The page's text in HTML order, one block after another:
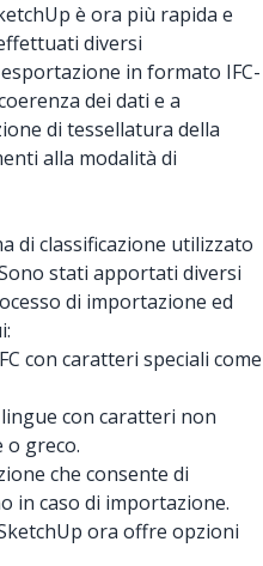
è ora più rapida e
diversi
in formato IFC-
dei dati e a
di tessellatura della
alla modalità di
di classificazione utilizzato
stati apportati diversi
di importazione ed
con caratteri speciali come
con caratteri non
o greco.
che consente di
in caso di importazione.
ora offre opzioni